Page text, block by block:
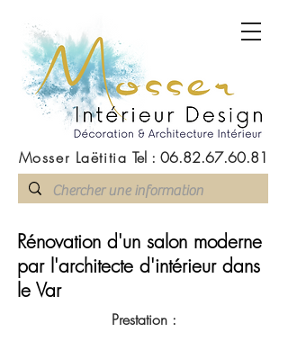
Mosser Laëtitia Tel : 06.82.67.60.81
Rénovation d'un salon moderne
par l'architecte d'intérieur dans
le Var
Prestation :